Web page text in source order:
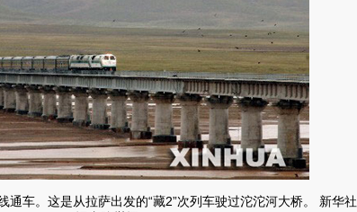
通车。这是从拉萨出发的“藏2”次列车驶过沱沱河大桥。 新华社